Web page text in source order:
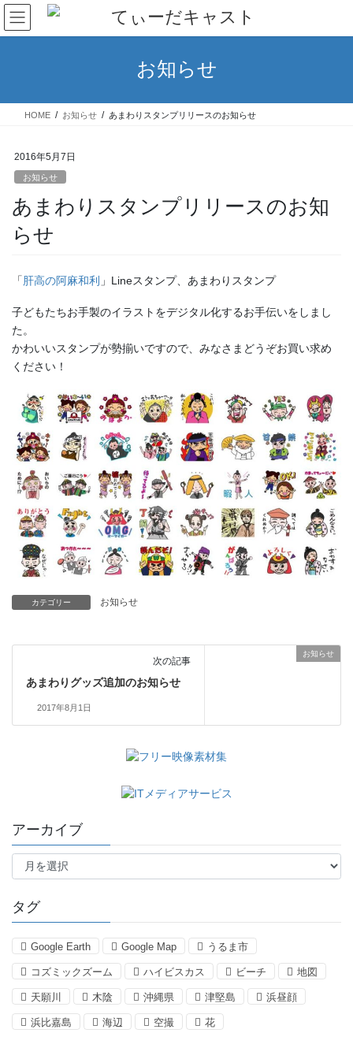
コ
ン
テ
ス
ナ
ビ
ゲ
ン
お知らせ
HOME お知らせ あまわりスタンプリリースのお知らせ
2016年5月7日
お知らせ
あまわりスタンプリリースのお知
らせ
「肝高の阿麻和利 」Lineスタンプ、あまわりスタンプ
子どもたちお手製のイラストをデジタル化するお手伝いをしまし
た。
かわいいスタンプが勢揃いですので、みなさまどうぞお買い求め
ください！
カテゴリー お知らせ
お知らせ
次の記事
あまわりグッズ追加のお知らせ
2017年8月1日
アーカイブ
ア
イ
タグ
Google Earth Google Map うるま市
コズミックズーム ハイビスカス ビーチ 地図
天願川 木陰 沖縄県 津堅島 浜昼顔
浜比嘉島 海辺 空撮 花